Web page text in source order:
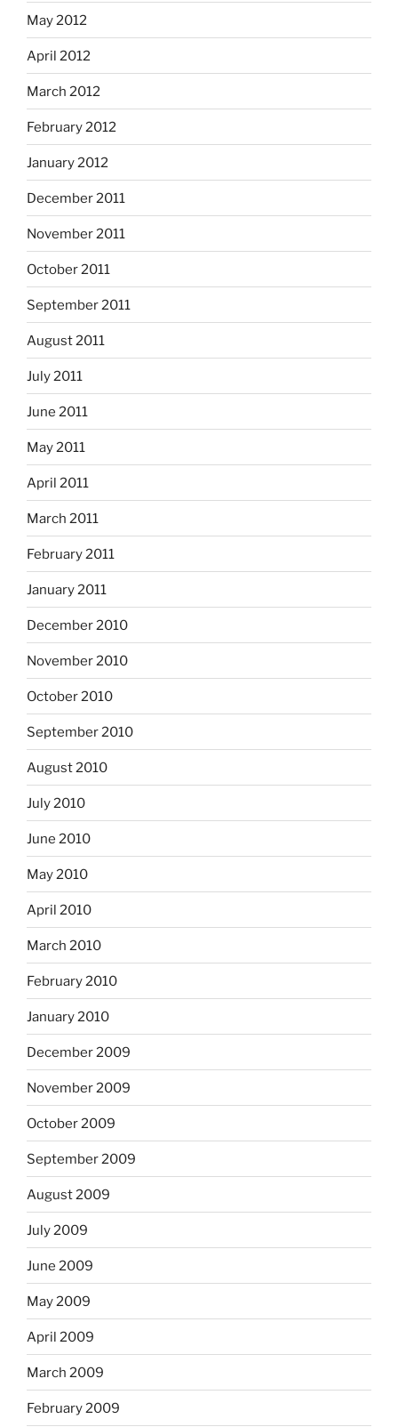
May 2012
April 2012
March 2012
February 2012
January 2012
December 2011
November 2011
October 2011
September 2011
August 2011
July 2011
June 2011
May 2011
April 2011
March 2011
February 2011
January 2011
December 2010
November 2010
October 2010
September 2010
August 2010
July 2010
June 2010
May 2010
April 2010
March 2010
February 2010
January 2010
December 2009
November 2009
October 2009
September 2009
August 2009
July 2009
June 2009
May 2009
April 2009
March 2009
February 2009